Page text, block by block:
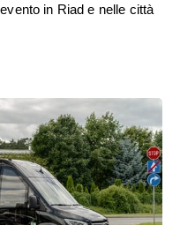
in Riad e nelle città